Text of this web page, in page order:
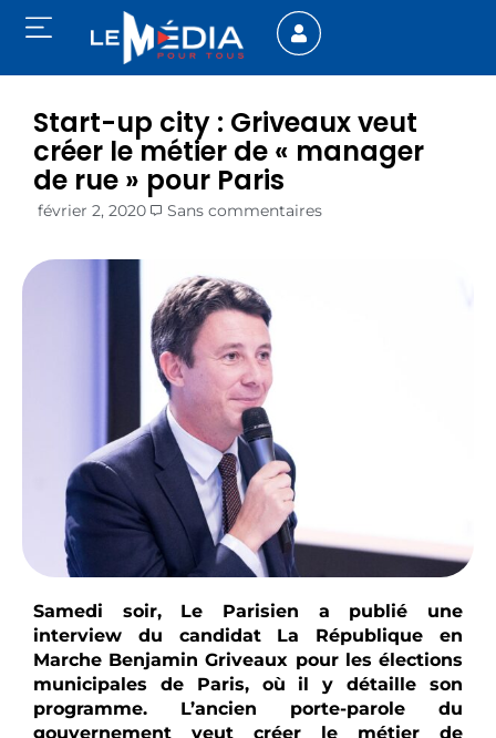
Start-up city : Griveaux veut
créer le métier de « manager
de rue » pour Paris
février 2, 2020 Sans commentaires
Samedi soir, Le Parisien a publié une
interview du candidat La République en
Marche Benjamin Griveaux pour les élections
municipales de Paris, où il y détaille son
programme. L’ancien porte-parole du
gouvernement veut créer le métier de